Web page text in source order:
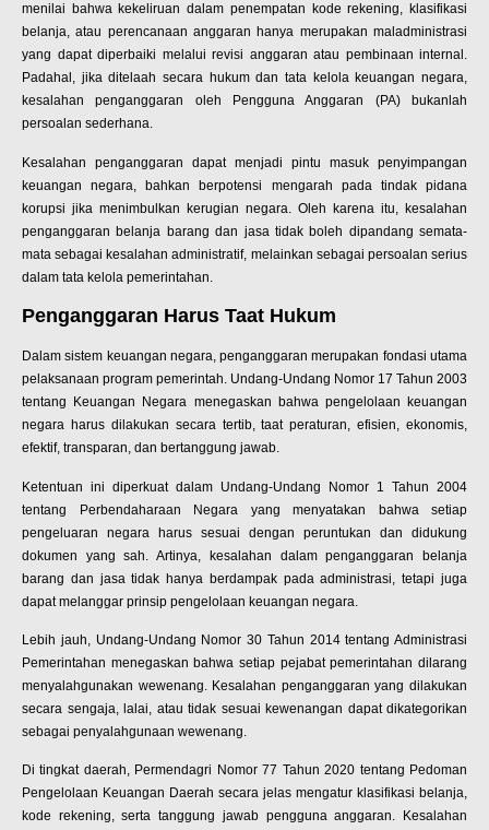
menilai bahwa kekeliruan dalam penempatan kode rekening, klasifikasi
belanja, atau perencanaan anggaran hanya merupakan maladministrasi
yang dapat diperbaiki melalui revisi anggaran atau pembinaan internal.
Padahal, jika ditelaah secara hukum dan tata kelola keuangan negara,
kesalahan penganggaran oleh Pengguna Anggaran (PA) bukanlah
persoalan sederhana.
Kesalahan penganggaran dapat menjadi pintu masuk penyimpangan
keuangan negara, bahkan berpotensi mengarah pada tindak pidana
korupsi jika menimbulkan kerugian negara. Oleh karena itu, kesalahan
penganggaran belanja barang dan jasa tidak boleh dipandang semata-
mata sebagai kesalahan administratif, melainkan sebagai persoalan serius
dalam tata kelola pemerintahan.
Penganggaran Harus Taat Hukum
Dalam sistem keuangan negara, penganggaran merupakan fondasi utama
pelaksanaan program pemerintah. Undang-Undang Nomor 17 Tahun 2003
tentang Keuangan Negara menegaskan bahwa pengelolaan keuangan
negara harus dilakukan secara tertib, taat peraturan, efisien, ekonomis,
efektif, transparan, dan bertanggung jawab.
Ketentuan ini diperkuat dalam Undang-Undang Nomor 1 Tahun 2004
tentang Perbendaharaan Negara yang menyatakan bahwa setiap
pengeluaran negara harus sesuai dengan peruntukan dan didukung
dokumen yang sah. Artinya, kesalahan dalam penganggaran belanja
barang dan jasa tidak hanya berdampak pada administrasi, tetapi juga
dapat melanggar prinsip pengelolaan keuangan negara.
Lebih jauh, Undang-Undang Nomor 30 Tahun 2014 tentang Administrasi
Pemerintahan menegaskan bahwa setiap pejabat pemerintahan dilarang
menyalahgunakan wewenang. Kesalahan penganggaran yang dilakukan
secara sengaja, lalai, atau tidak sesuai kewenangan dapat dikategorikan
sebagai penyalahgunaan wewenang.
Di tingkat daerah, Permendagri Nomor 77 Tahun 2020 tentang Pedoman
Pengelolaan Keuangan Daerah secara jelas mengatur klasifikasi belanja,
kode rekening, serta tanggung jawab pengguna anggaran. Kesalahan